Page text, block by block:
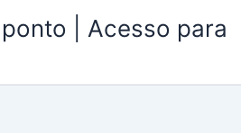
| Acesso para